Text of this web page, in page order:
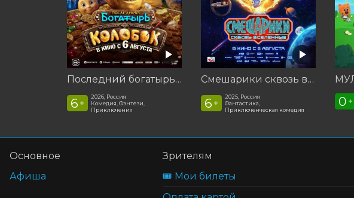
Последний богатырь. Колобок
6 +
2026, Россия
Комедия, Фэнтези,
Приключения
Смешарики сквозь вселенные
6 +
2025, Россия
Фантастика,
Приключенческая комедия
0 +
Основное
Афиша
Зрителям
🎟️ Мои билеты